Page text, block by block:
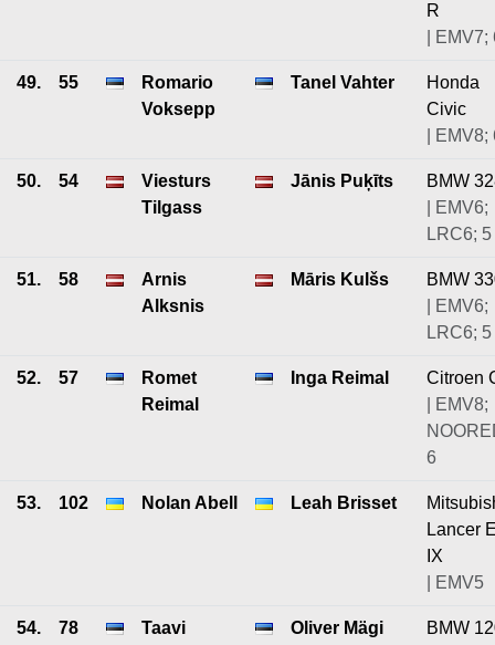
R
| EMV7;
49. 55
Romario
Voksepp
Tanel Vahter
Honda
Civic
| EMV8;
50. 54
Viesturs
Tilgass
Jānis Puķīts
BMW
| EMV6;
LRC6; 5
51. 58
Arnis
Alksnis
Māris Kulšs
BMW
| EMV6;
LRC6; 5
52. 57
Romet
Reimal
Inga Reimal
Citroen
| EMV8;
6
53. 102 Nolan Abell Leah Brisset
Lancer
IX
| EMV5
54. 78
Taavi
Oliver Mägi
BMW